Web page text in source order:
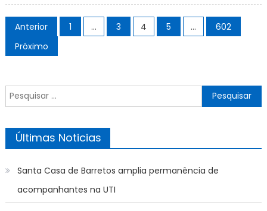
Paginação
de
posts
Anterior 1 … 3 4 5 …
602
Próximo
Pesquisar
por:
Últimas Noticias
Santa Casa de Barretos amplia permanência de
acompanhantes na UTI